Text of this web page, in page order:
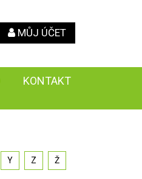
MŮJ ÚČET
KONTAKT
Y Z Ž